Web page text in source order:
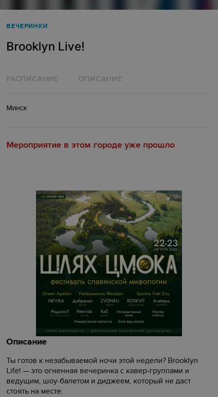
ВЕЧЕРИНКИ
Brooklyn Live!
РАСПИСАНИЕ ОПИСАНИЕ
Минск
Мероприятие в этом городе уже прошло
Описание
Ты готов к незабываемой ночи этой недели? Brooklyn
Life! — это огненная вечеринка с кавер-группами и
ведущим, шоу-балетом и диджеем, который не даст
стоять на месте.